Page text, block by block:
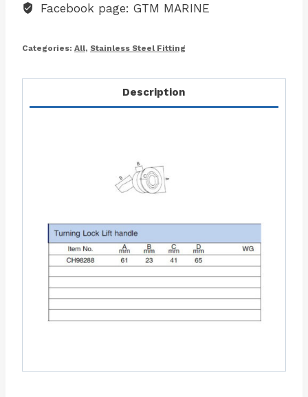
Facebook page: GTM MARINE
Categories: All, Stainless Steel Fitting
Description